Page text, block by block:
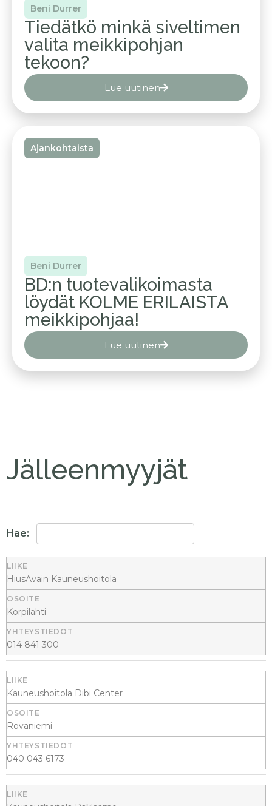
Beni Durrer
Tiedätkö minkä siveltimen
valita meikkipohjan
tekoon?
Lue uutinen
Ajankohtaista
Beni Durrer
BD:n tuotevalikoimasta
löydät KOLME ERILAISTA
meikkipohjaa!
Lue uutinen
Jälleenmyyjät
Hae:
HiusAvain Kauneushoitola
Korpilahti
014 841 300
Kauneushoitola Dibi Center
Rovaniemi
040 043 6173